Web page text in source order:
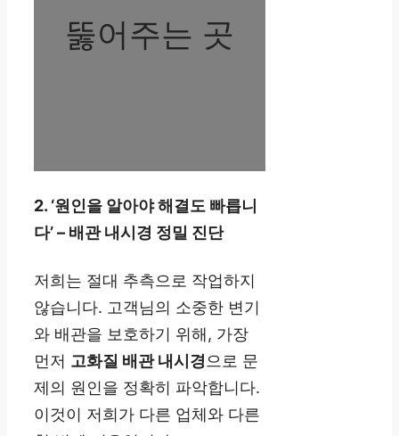
뚫어주는 곳
2. ‘원인을 알아야 해결도 빠릅니
다’ – 배관 내시경 정밀 진단
저희는 절대 추측으로 작업하지
않습니다. 고객님의 소중한 변기
와 배관을 보호하기 위해, 가장
먼저 고화질 배관 내시경 으로 문
제의 원인을 정확히 파악합니다.
이것이 저희가 다른 업체와 다른